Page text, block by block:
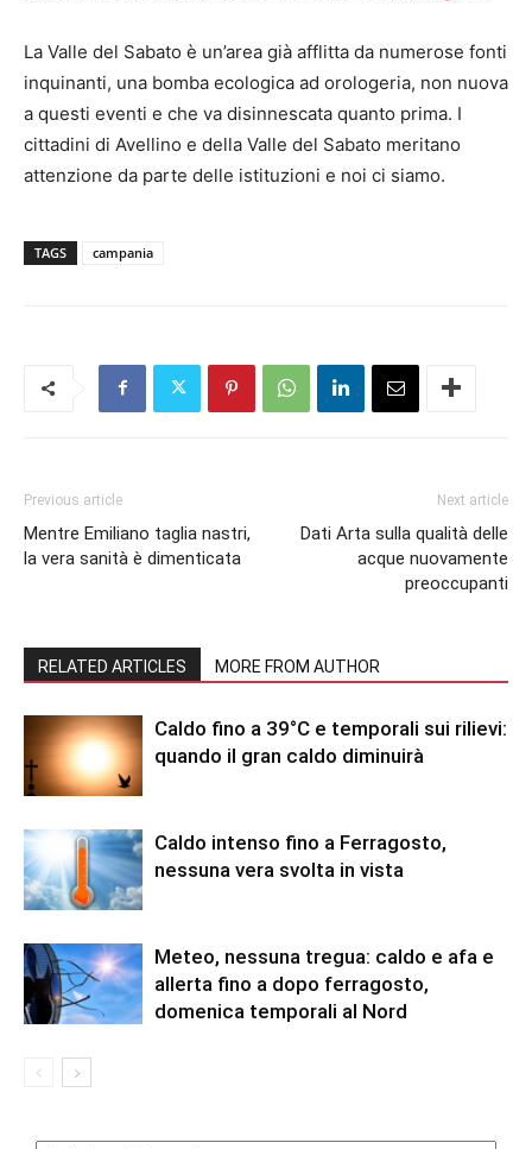
La Valle del Sabato è un’area già afflitta da numerose fonti
inquinanti, una bomba ecologica ad orologeria, non nuova
a questi eventi e che va disinnescata quanto prima. I
cittadini di Avellino e della Valle del Sabato meritano
attenzione da parte delle istituzioni e noi ci siamo.
TAGS campania
Previous article
Mentre Emiliano taglia nastri,
la vera sanità è dimenticata
Next article
Dati Arta sulla qualità delle
acque nuovamente
preoccupanti
RELATED ARTICLES MORE FROM AUTHOR
Caldo fino a 39°C e temporali sui rilievi:
quando il gran caldo diminuirà
Caldo intenso fino a Ferragosto,
nessuna vera svolta in vista
Meteo, nessuna tregua: caldo e afa e
allerta fino a dopo ferragosto,
domenica temporali al Nord
Categorie